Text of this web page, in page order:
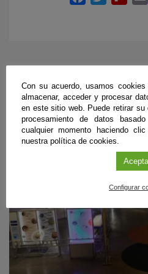
PRÓXIMOS
Con su acuerdo, usamos
almacenar, acceder y procesar
en este sitio web. Puede retirar su
procesamiento de datos
cualquier momento haciendo
nuestra política de cookies.
Configurar